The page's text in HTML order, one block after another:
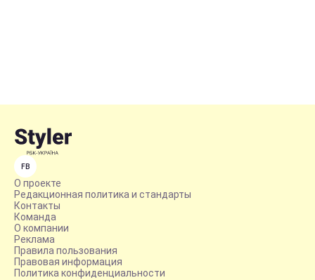
FB
О проекте
Редакционная политика и стандарты
Контакты
Команда
О компании
Реклама
Правила пользования
Правовая информация
Политика конфиденциальности